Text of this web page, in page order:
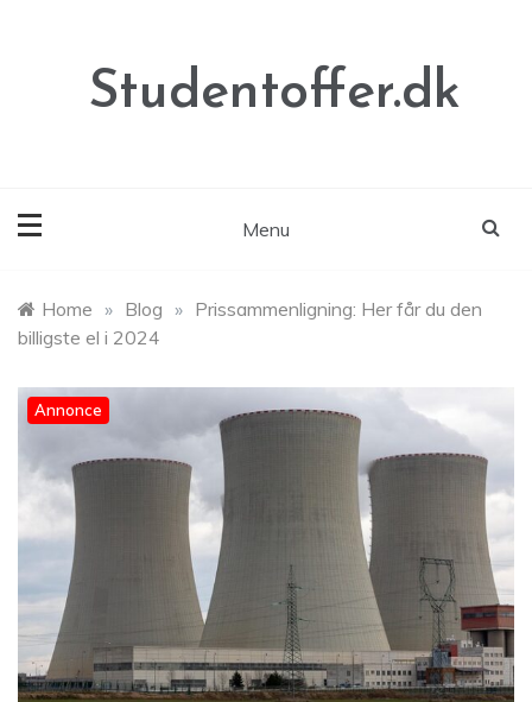
Studentoffer.dk
Menu
Home » Blog » Prissammenligning: Her får du den
billigste el i 2024
Annonce